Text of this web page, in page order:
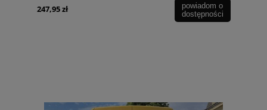
247,95 zł
powiadom o
dostępności